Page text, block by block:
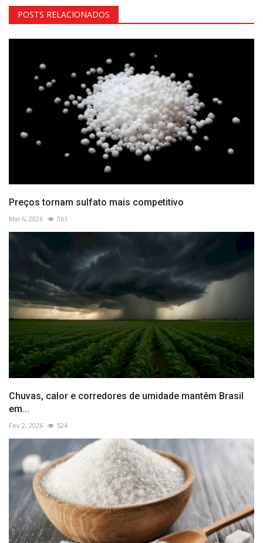
POSTS RELACIONADOS
Preços tornam sulfato mais competitivo
Mai 6, 2026 361
Chuvas, calor e corredores de umidade mantêm Brasil
em...
Fev 2, 2026 524